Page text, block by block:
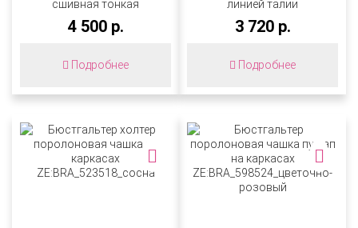
сшивная тонкая
поролоновая чашка на
каркасах
4 500 р.
Подробнее
линией талии
ZE:BRA_774560_черный
3 720 р.
Подробнее